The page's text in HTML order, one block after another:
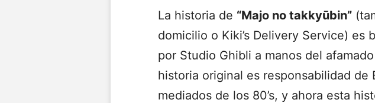
La historia de “Majo no takkyūbin”
domicilio o Kiki’s Delivery Service) es
por Studio Ghibli a manos del
historia original es responsabilidad
mediados de los 80’s, y ahora esta